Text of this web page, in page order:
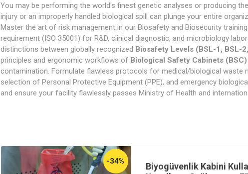
You may be performing the world's finest genetic analyses or producing
injury or an improperly handled biological spill can plunge your entire
Master the art of risk management in our Biosafety and Biosecurity
requirement (ISO 35001) for R&D, clinical diagnostic, and microbiology
distinctions between globally recognized Biosafety Levels (BSL-1, BSL-
principles and ergonomic workflows of Biological Safety Cabinets (BSC)
contamination. Formulate flawless protocols for medical/biological waste
selection of Personal Protective Equipment (PPE), and emergency
and ensure your facility flawlessly passes Ministry of Health and
-34%
Biyogüvenlik Kabini